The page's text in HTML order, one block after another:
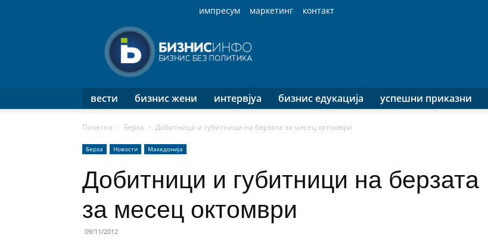
импресум маркетинг
контакт
Инфо
вести бизнис жени интервјуа бизнис едукација успешни приказни
Почетна Берза Добитници и губитници на берзата за месец октомври
Берза Новости Македонија
Добитници и губитници на берзата
за месец октомври
09/11/2012